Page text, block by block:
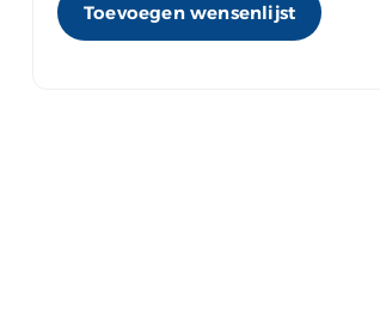
Toevoegen wensenlijst